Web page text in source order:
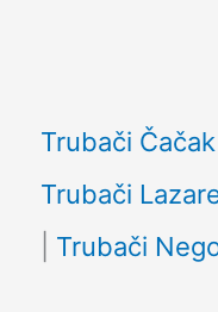
Trubači Čačak
Trubači
Trubači